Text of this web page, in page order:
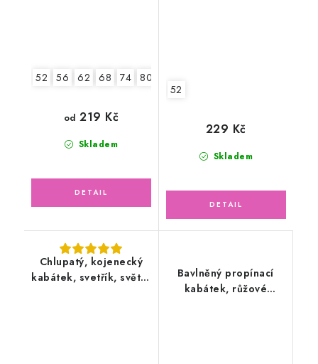
52 56 62 68 74 80
Skladem
od 219 Kč
52
Skladem
229 Kč
Chlupatý, kojenecký
kabátek, svetřík, světle
Bavlněný propínací
kabátek, růžové